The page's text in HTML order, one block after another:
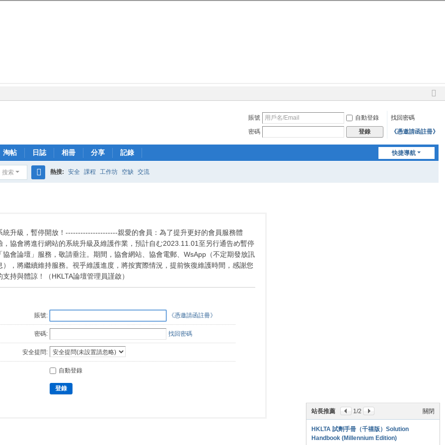
切
窄
賬號 自動登錄
找回密碼
密碼
登錄 《憑邀請函註冊》
快捷導航
淘帖 日誌 相冊 分享 記錄
搜索 熱搜: 安全 課程 工作坊 空缺 交流
統升級，暫停開放！---------------------親愛的會員：為了提升更好的會員服務體
，協會將進行網站的系統升級及維護作業，預計自む2023.11.01至另行通告め暫停
協會論壇」服務，敬請垂注。期間，協會網站、協會電郵、WsApp（不定期發放訊
），將繼續維持服務。視乎維護進度，將按實際情況，提前恢復維護時間，感謝您
支持與體諒！（HKLTA論壇管理員謹啟）
賬號: 《憑邀請函註冊》
密碼: 找回密碼
安全提問:
自動登錄
登錄
關閉
站長推薦 1/2
HKLTA 試劑手冊（千禧版）Solution
Handbook (Millennium Edition)